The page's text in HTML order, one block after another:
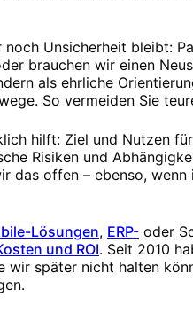
Unsicherheit bleibt:
brauchen wir einen
als ehrliche
So vermeiden Sie
hilft: Ziel und Nutzen
Risiken und
das offen – ebenso,
Lösungen, ERP- oder
und ROI. Seit 2010
wir später nicht halten